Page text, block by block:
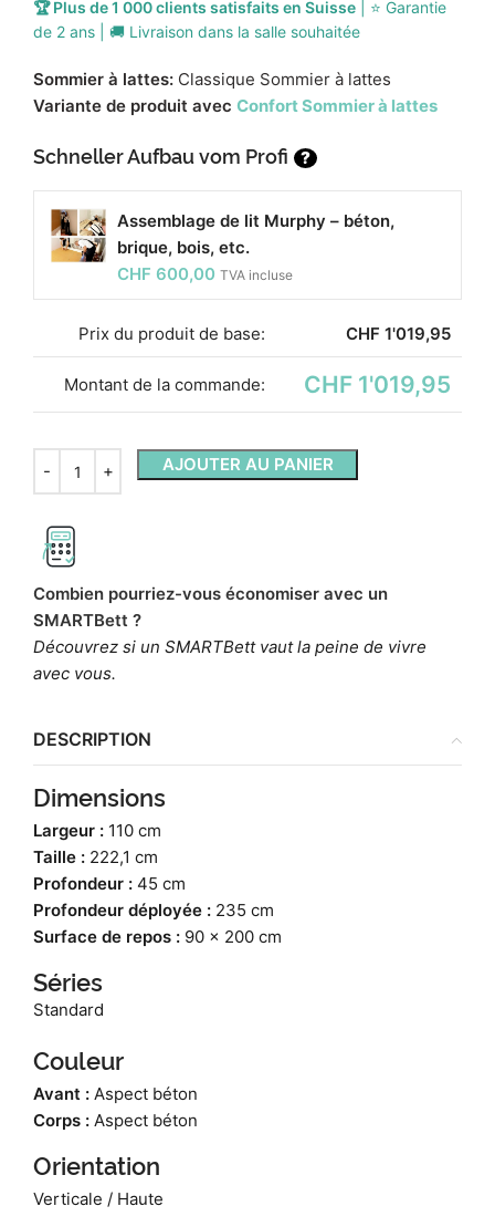
🏆 Plus de 1 000 clients satisfaits en Suisse | ⭐ Garantie
de 2 ans | 🚚 Livraison dans la salle souhaitée
Sommier à lattes: Classique Sommier à lattes
Variante de produit avec Confort Sommier à lattes
Schneller Aufbau vom Profi ?
Assemblage de lit Murphy – béton,
brique, bois, etc.
CHF 600,00 TVA incluse
Prix ​​du produit de base: CHF 1'019,95
Montant de la commande: CHF 1'019,95
AJOUTER AU PANIER
Combien pourriez-vous économiser avec un
SMARTBett ?
Découvrez si un SMARTBett vaut la peine de vivre
avec vous.
DESCRIPTION
Dimensions
Largeur : 110 cm
Taille : 222,1 cm
Profondeur : 45 cm
Profondeur déployée : 235 cm
Surface de repos : 90 x 200 cm
Séries
Standard
Couleur
Avant : Aspect béton
Corps : Aspect béton
Orientation
Verticale / Haute